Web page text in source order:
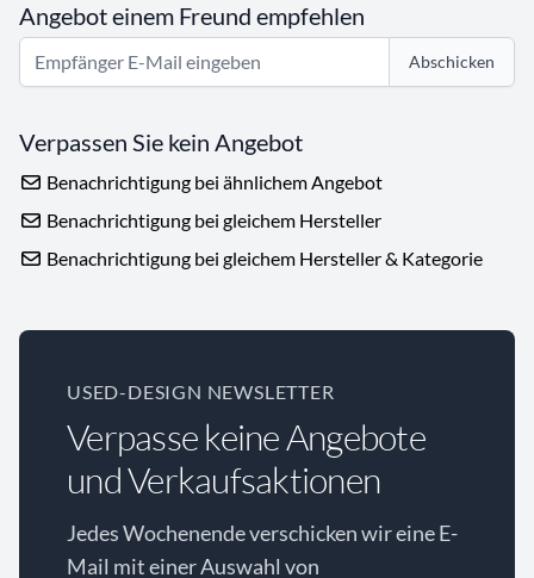
Angebot einem Freund empfehlen
Abschicken
Verpassen Sie kein Angebot
Benachrichtigung bei ähnlichem Angebot
Benachrichtigung bei gleichem Hersteller
Benachrichtigung bei gleichem Hersteller & Kategorie
USED-DESIGN NEWSLETTER
Verpasse keine Angebote
und Verkaufsaktionen
Jedes Wochenende verschicken wir eine E-
Mail mit einer Auswahl von